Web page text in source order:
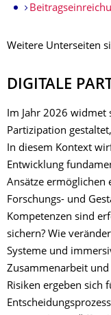
Weitere Unterseiten
DIGITALE
Im Jahr 2026 widmet
Partizipation
In diesem Kontext
Entwicklung
Ansätze ermöglichen
Forschungs- und
Kompetenzen sind
sichern? Wie
Systeme und
Zusammenarbeit und
Risiken ergeben sich